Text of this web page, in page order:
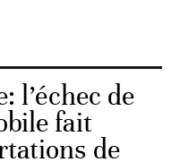
l’échec de
fait
de